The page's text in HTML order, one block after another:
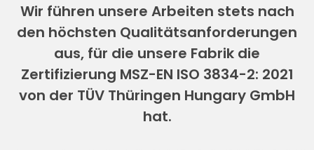
Wir führen unsere Arbeiten stets nach
den höchsten Qualitätsanforderungen
aus, für die unsere Fabrik die
Zertifizierung MSZ-EN ISO 3834-2: 2021
von der TÜV Thüringen Hungary GmbH
hat.